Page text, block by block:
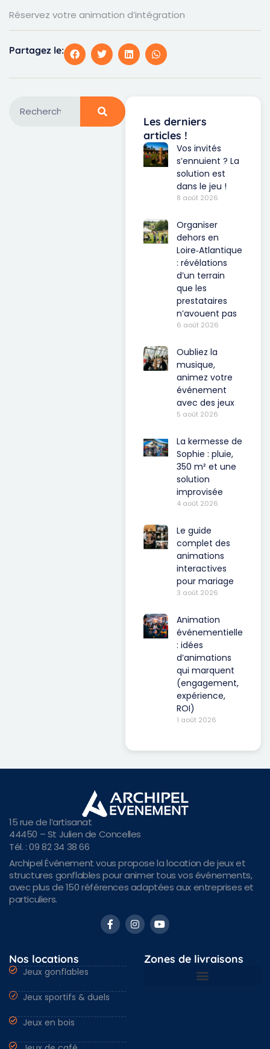
Réservez votre animation d’intégration
Partagez le:
Les derniers
articles !
Vos invités
s’ennuient ? La
solution est
dans le jeu !
8 août 2026
Organiser
dehors en
Loire‑Atlantique
: révélations
d’un terrain
que les
prestataires
n’avouent pas
6 août 2026
Oubliez la
musique,
animez votre
événement
avec des jeux
5 août 2026
La kermesse de
Sophie : pluie,
350 m² et une
solution
improvisée
4 août 2026
Le guide
complet des
animations
interactives
pour mariage
3 août 2026
Animation
événementielle
: idées
d’animations
qui marquent
(engagement,
expérience,
ROI)
1 août 2026
15 rue de l’artisanat
44450 – St Julien de Concelles
Tél. : 09 82 34 38 66
Archipel Événement vous propose la location de jeux et
structures gonflables pour animer tous vos événements,
avec plus de 150 références adaptées aux entreprises et
particuliers.
Nos locations
Jeux gonflables
Jeux sportifs & duels
Jeux en bois
Zones de livraisons